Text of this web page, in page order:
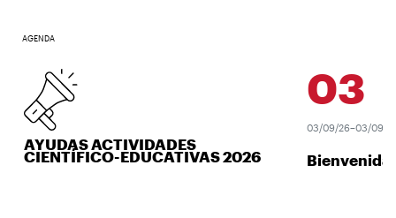
AGENDA
AYUDAS ACTIVIDADES
CIENTÍFICO-EDUCATIVAS 2026
03
03/09/26–03/09/26
Bienvenida